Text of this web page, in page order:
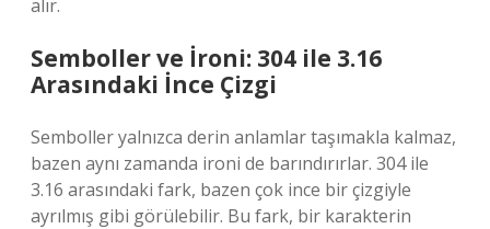
alır.
Semboller ve İroni: 304 ile 3.16
Arasındaki İnce Çizgi
Semboller yalnızca derin anlamlar taşımakla kalmaz,
bazen aynı zamanda ironi de barındırırlar. 304 ile
3.16 arasındaki fark, bazen çok ince bir çizgiyle
ayrılmış gibi görülebilir. Bu fark, bir karakterin